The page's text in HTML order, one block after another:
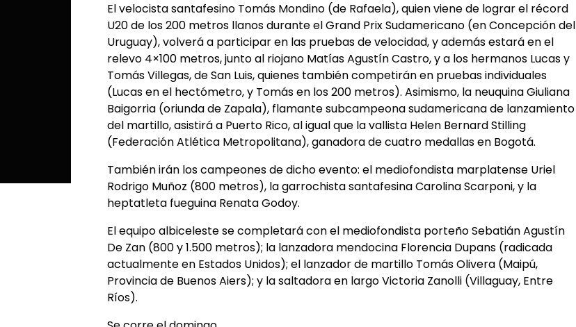
El velocista santafesino Tomás Mondino (de Rafaela), quien viene de lograr el récord
U20 de los 200 metros llanos durante el Grand Prix Sudamericano (en Concepción del
Uruguay), volverá a participar en las pruebas de velocidad, y además estará en el
relevo 4×100 metros, junto al riojano Matías Agustín Castro, y a los hermanos Lucas y
Tomás Villegas, de San Luis, quienes también competirán en pruebas individuales
(Lucas en el hectómetro, y Tomás en los 200 metros). Asimismo, la neuquina Giuliana
Baigorria (oriunda de Zapala), flamante subcampeona sudamericana de lanzamiento
del martillo, asistirá a Puerto Rico, al igual que la vallista Helen Bernard Stilling
(Federación Atlética Metropolitana), ganadora de cuatro medallas en Bogotá.
También irán los campeones de dicho evento: el mediofondista marplatense Uriel
Rodrigo Muñoz (800 metros), la garrochista santafesina Carolina Scarponi, y la
heptatleta fueguina Renata Godoy.
El equipo albiceleste se completará con el mediofondista porteño Sebatián Agustín
De Zan (800 y 1.500 metros); la lanzadora mendocina Florencia Dupans (radicada
actualmente en Estados Unidos); el lanzador de martillo Tomás Olivera (Maipú,
Provincia de Buenos Aiers); y la saltadora en largo Victoria Zanolli (Villaguay, Entre
Ríos).